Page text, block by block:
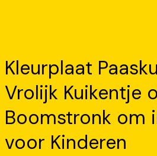
Kleurplaat
Vrolijk Kuikentje
Boomstronk om
voor Kinderen